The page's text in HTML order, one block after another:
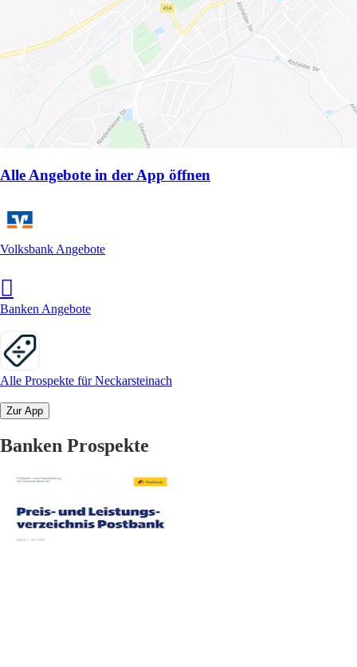
Alle Angebote in der App öffnen
Volksbank Angebote
Banken Angebote
Alle Prospekte für Neckarsteinach
Zur App
Banken Prospekte